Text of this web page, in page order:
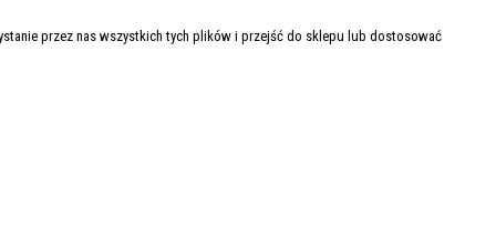
dostawyprzez nas wszystkich tych plików i przejść do sklepu lub dostosować